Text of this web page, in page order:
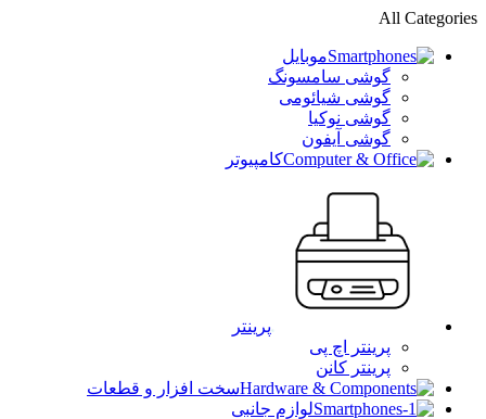
All Categories
موبایل
گوشی سامسونگ
گوشی شیائومی
گوشی نوکیا
گوشی آیفون
کامپیوتر
پرینتر
پرینتر اچ پی
پرینتر کانن
سخت افزار و قطعات
لوازم جانبی